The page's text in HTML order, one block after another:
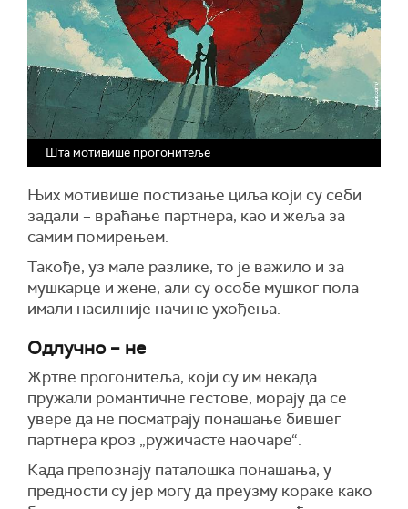
Шта мотивише прогонитеље
Њих мотивише постизање циља који су себи
задали – враћање партнера, као и жеља за
самим помирењем.
Такође, уз мале разлике, то је важило и за
мушкарце и жене, али су особе мушког пола
имали насилније начине ухођења.
Одлучно – не
Жртве прогонитеља, који су им некада
пружали романтичне гестове, морају да се
увере да не посматрају понашање бившег
партнера кроз „ружичасте наочаре“.
Када препознају паталошка понашања, у
предности су јер могу да преузму кораке како